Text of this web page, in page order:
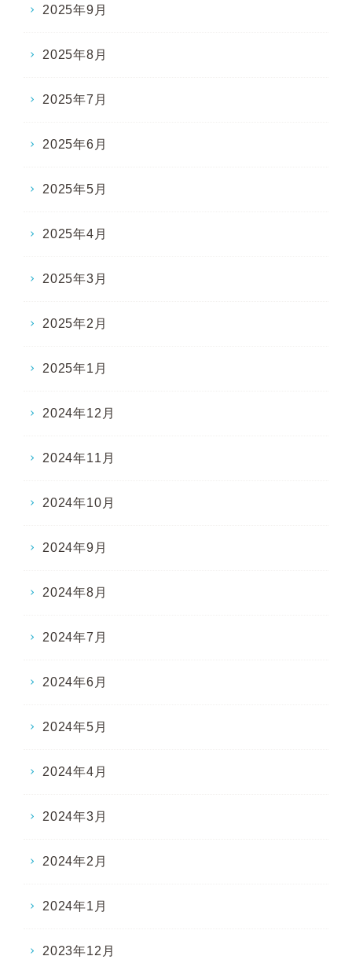
2025年9月
2025年8月
2025年7月
2025年6月
2025年5月
2025年4月
2025年3月
2025年2月
2025年1月
2024年12月
2024年11月
2024年10月
2024年9月
2024年8月
2024年7月
2024年6月
2024年5月
2024年4月
2024年3月
2024年2月
2024年1月
2023年12月